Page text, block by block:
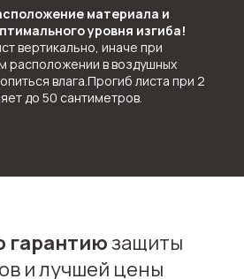
материала и
уровня изгиба!
вертикально, иначе при
расположении в воздушных
влага.Прогиб листа при 2
до 50 сантиметров.
гарантиюзащиты
и лучшей цены